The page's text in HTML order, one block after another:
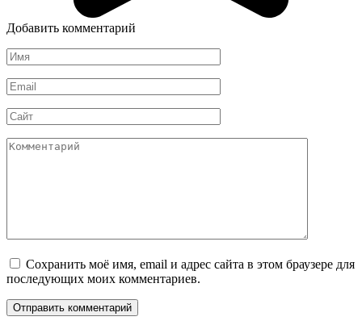
Добавить комментарий
Имя
*
Email
*
Сайт
Комментарий
Сохранить моё имя, email и адрес сайта в этом браузере для
последующих моих комментариев.